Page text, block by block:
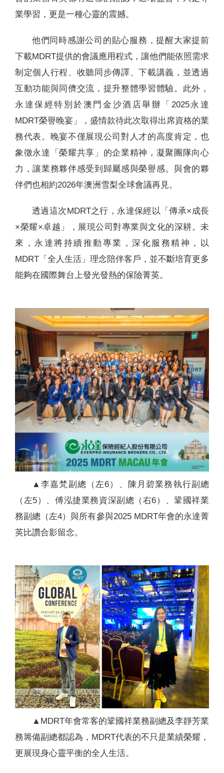
業學習，更是一種心靈的震撼。
他們同時感謝公司的貼心服務，提醒大家提前
下載MDRT提供的會議應用程式，讓他們能依照需求
制定個人行程、收聽同步傳譯、下載講義，並透過
互動功能與同儕交流，提升整體學習體驗。此外，
永達保經特別於澳門金沙酒店舉辦「2025永達
MDRT榮譽晚宴」，盛情款待此次取得出席資格的業
務代表。晚宴不僅展現公司對人才的高度肯定，也
象徵永達「榮耀共享」的企業精神，凝聚團隊向心
力，讓業務夥伴感受到歸屬感與榮譽感。與會的夥
伴們也相約2026年澳洲雪梨全球會議再見。
透過這次MDRT之行，永達保經以「傳承×成長
×榮耀×卓越」，展現公司對專業與文化的深耕。未
來，永達將持續推動專業，深化服務精神，以
MDRT「全人生活」理念陪伴客戶，並不斷培育更多
能夠在國際舞台上發光發熱的保險菁英。
▲李嘉梵副總（左6）、陳月碧業務執行副總
（左5）、傅泓捷業務資深副總（右6）、鞏國祥業
務副總（左4）與所有參與2025 MDRT年會的永達菁
英比讚合影留念。
▲MDRT年會常客的鞏國祥業務副總及李靜芳業
務籌備副總都認為，MDRT代表的不只是業績榮耀，
更展現身心靈平衡的全人生活。